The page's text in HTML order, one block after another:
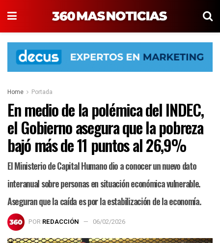
Home Portada
En medio de la polémica del INDEC,
el Gobierno asegura que la pobreza
bajó más de 11 puntos al 26,9%
El Ministerio de Capital Humano dio a conocer un nuevo dato
interanual sobre personas en situación económica vulnerable.
Aseguran que la caída es por la estabilización de la economía.
POR REDACCIÓN 06/02/2026